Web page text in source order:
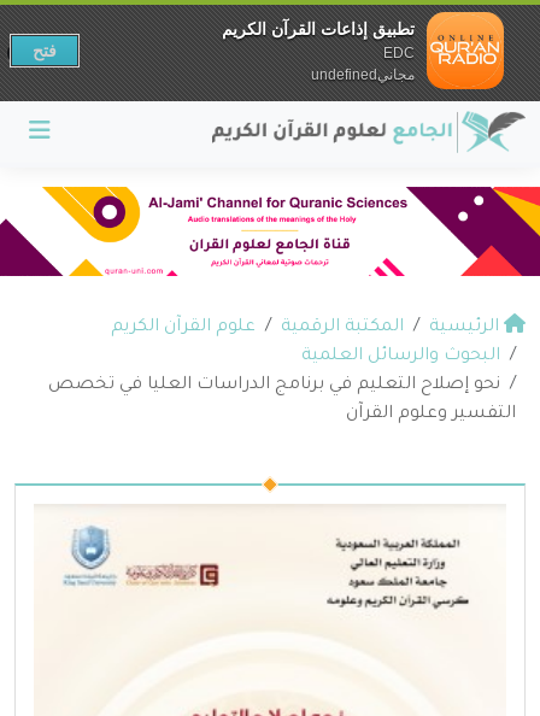
الرئيسية المكتبة الرقمية
علوم القرآن الكريم
البحوث والرسائل العلمية
نحو إصلاح التعليم في برنامج الدراسات العليا في تخصص
التفسير وعلوم القرآن
تطبيق إذاعات القرآن الكريم
EDC
مجانيundefined
فتح